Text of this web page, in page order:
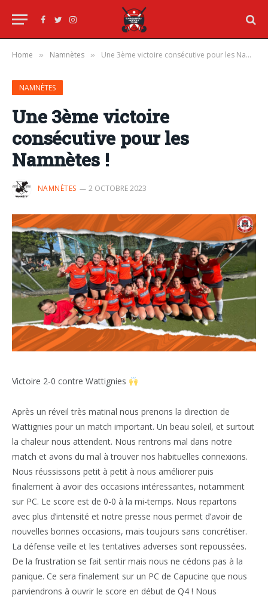
Facebook
TwitterInstagram
Home » Namnètes » Une 3ème victoire consécutive pour les Namnètes !
NAMNÈTES
Une 3ème victoire
consécutive pour les
Namnètes !
NAMNÈTES 2 OCTOBRE 2023
Victoire 2-0 contre Wattignies
Après un réveil très matinal nous prenons la direction de
Wattignies pour un match important. Un beau soleil, et surtout
la chaleur nous attendent. Nous rentrons mal dans notre
match et avons du mal à trouver nos habituelles connexions.
Nous réussissons petit à petit à nous améliorer puis
finalement à avoir des occasions intéressantes, notamment
sur PC. Le score est de 0-0 à la mi-temps. Nous repartons
avec plus d’intensité et notre presse nous permet d’avoir de
nouvelles bonnes occasions, mais toujours sans concrétiser.
La défense veille et les tentatives adverses sont repoussées.
De la frustration se fait sentir mais nous ne cédons pas à la
panique. Ce sera finalement sur un PC de Capucine que nous
parviendrons à ouvrir le score en début de Q4 ! Nous